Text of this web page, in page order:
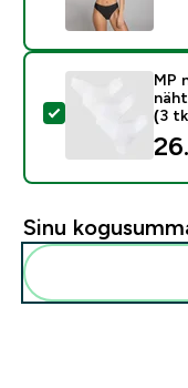
Vali see
MP
(3
Sinu